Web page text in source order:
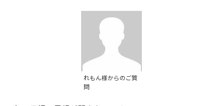
れもん様からのご質
問